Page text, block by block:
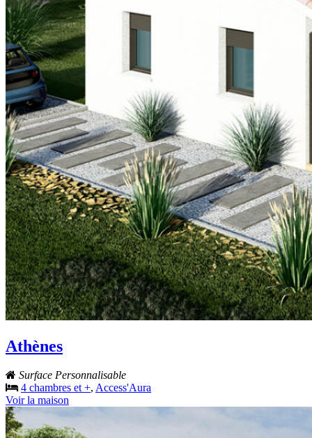
Athènes
Surface Personnalisable
4 chambres et +, Access'Aura
Voir la maison